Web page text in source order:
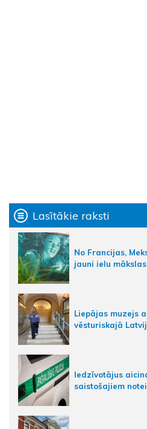
Lasītākie raksti
No Francijas,
jauni ielu
Liepājas muzejs
vēsturiskajā
Iedzīvotājus
saistošajiem